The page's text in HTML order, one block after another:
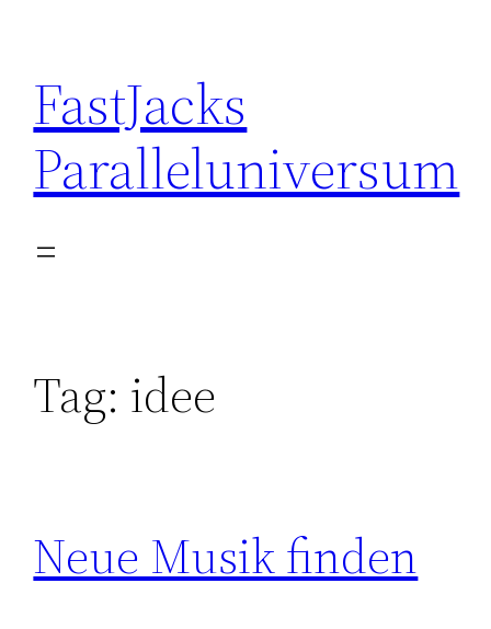
content
FastJacks
Paralleluniversum
Tag: idee
Neue Musik finden